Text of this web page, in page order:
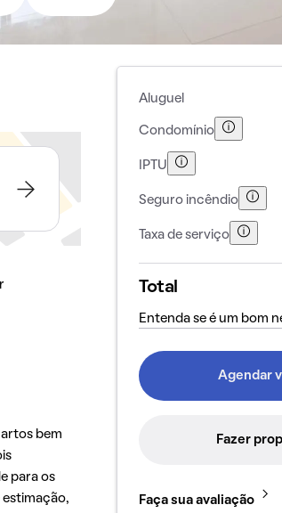
bem
para os
estimação,
Aluguel
Condomínio
IPTU
Seguro incêndio
Taxa de serviço
Total
Entenda se é um bom
Agendar
Fazer
Faça sua avaliação